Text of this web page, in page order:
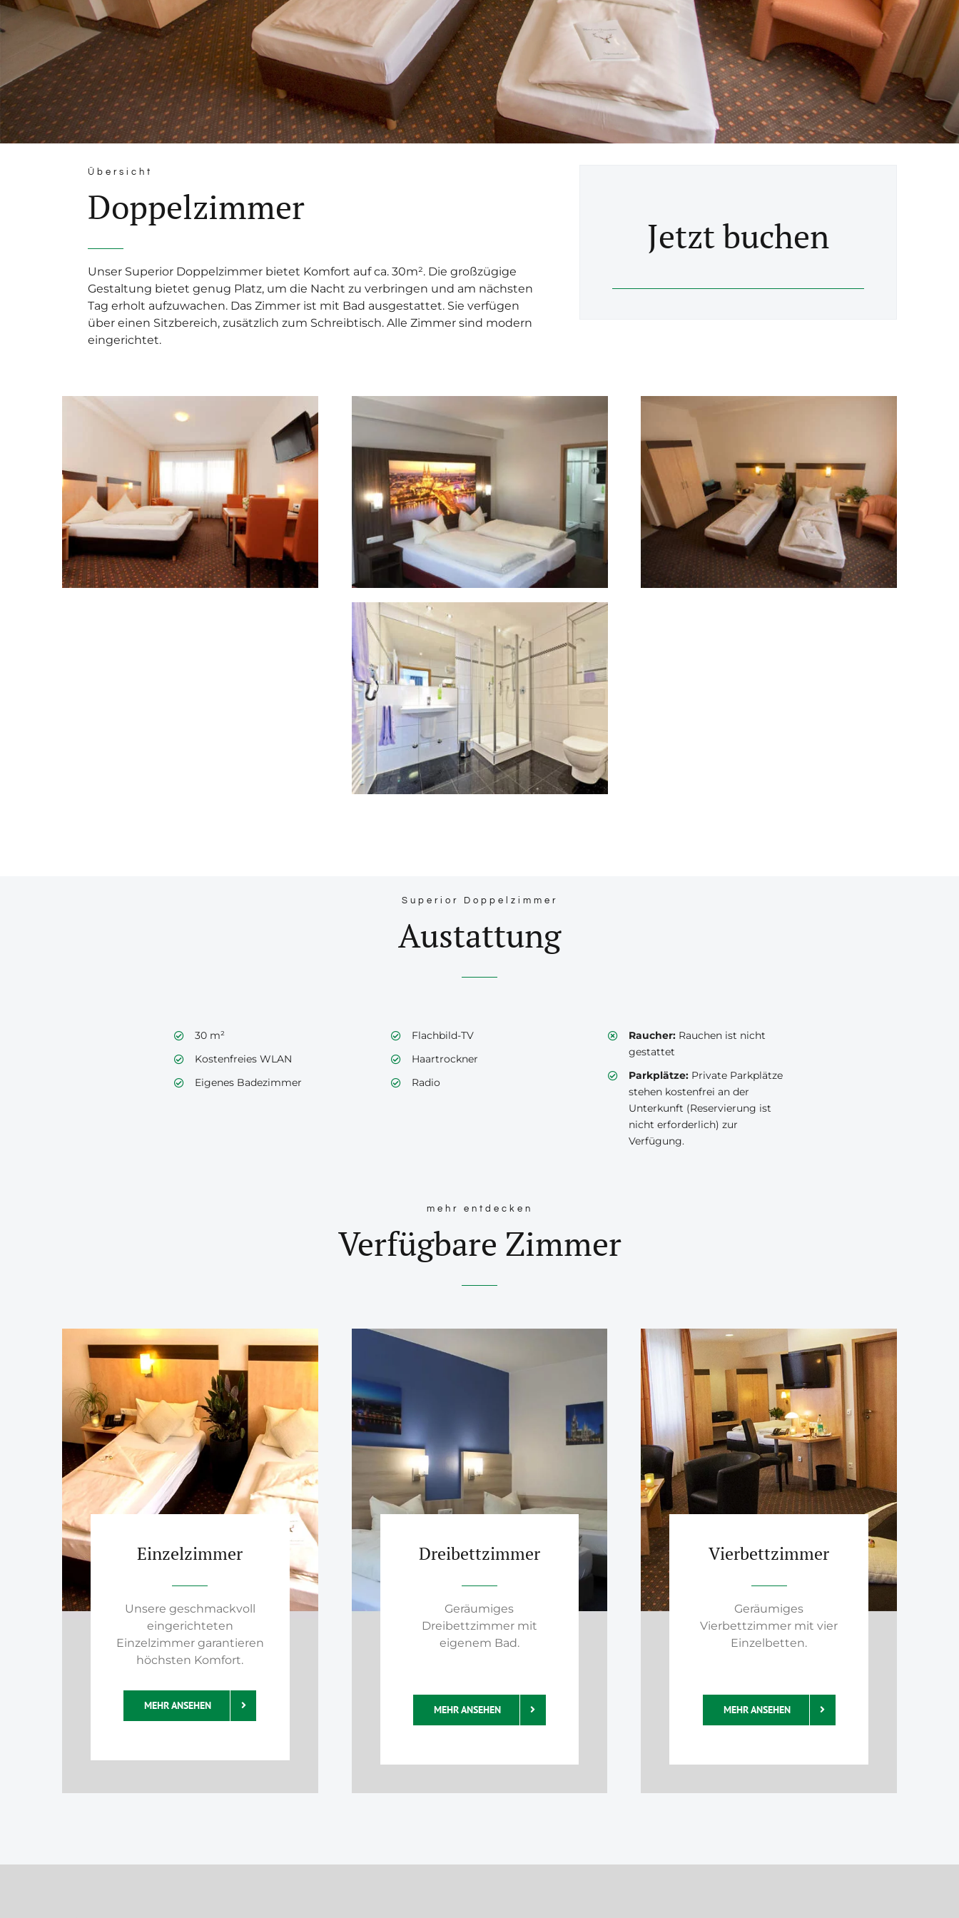
Übersicht
Doppelzimmer
Unser Superior Doppelzimmer bietet Komfort auf ca. 30m². Die großzügige
Gestaltung bietet genug Platz, um die Nacht zu verbringen und am nächsten
Tag erholt aufzuwachen. Das Zimmer ist mit Bad ausgestattet. Sie verfügen
über einen Sitzbereich, zusätzlich zum Schreibtisch. Alle Zimmer sind modern
eingerichtet.
Jetzt buchen
Superior Doppelzimmer
Austattung
30 m²
Kostenfreies WLAN
Eigenes Badezimmer
Flachbild-TV
Haartrockner
Radio
Raucher:​ Rauchen ist nicht
gestattet
Parkplätze:​ Private Parkplätze
stehen kostenfrei an der
Unterkunft (Reservierung ist
nicht erforderlich) zur
Verfügung.
mehr entdecken
Verfügbare Zimmer
Einzelzimmer
Unsere geschmackvoll
eingerichteten
Einzelzimmer garantieren
höchsten Komfort.
MEHR ANSEHEN
Dreibettzimmer
Geräumiges
Dreibettzimmer mit
eigenem Bad.
MEHR ANSEHEN
Vierbettzimmer
Geräumiges
Vierbettzimmer mit vier
Einzelbetten.
MEHR ANSEHEN